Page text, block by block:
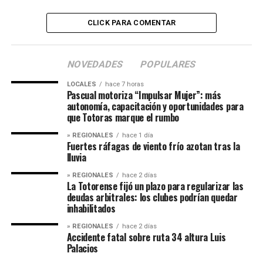
CLICK PARA COMENTAR
NOVEDADES POPULARES
LOCALES hace 7 horas
Pascual motoriza “Impulsar Mujer”: más
autonomía, capacitación y oportunidades para
que Totoras marque el rumbo
» REGIONALES hace 1 día
Fuertes ráfagas de viento frío azotan tras la
lluvia
» REGIONALES hace 2 días
La Totorense fijó un plazo para regularizar las
deudas arbitrales: los clubes podrían quedar
inhabilitados
» REGIONALES hace 2 días
Accidente fatal sobre ruta 34 altura Luis
Palacios